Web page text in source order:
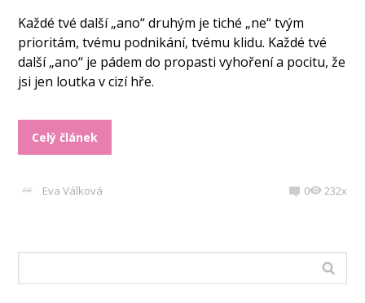
Každé tvé další „ano“ druhým je tiché „ne“ tvým
prioritám, tvému podnikání, tvému klidu. Každé tvé
další „ano“ je pádem do propasti vyhoření a pocitu, že
jsi jen loutka v cizí hře.
Celý článek
Eva Válková 0 232x